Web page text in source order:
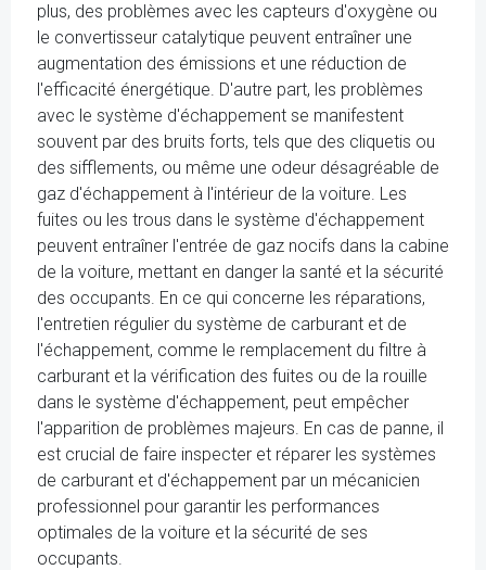
plus, des problèmes avec les capteurs d'oxygène ou
le convertisseur catalytique peuvent entraîner une
augmentation des émissions et une réduction de
l'efficacité énergétique. D'autre part, les problèmes
avec le système d'échappement se manifestent
souvent par des bruits forts, tels que des cliquetis ou
des sifflements, ou même une odeur désagréable de
gaz d'échappement à l'intérieur de la voiture. Les
fuites ou les trous dans le système d'échappement
peuvent entraîner l'entrée de gaz nocifs dans la cabine
de la voiture, mettant en danger la santé et la sécurité
des occupants. En ce qui concerne les réparations,
l'entretien régulier du système de carburant et de
l'échappement, comme le remplacement du filtre à
carburant et la vérification des fuites ou de la rouille
dans le système d'échappement, peut empêcher
l'apparition de problèmes majeurs. En cas de panne, il
est crucial de faire inspecter et réparer les systèmes
de carburant et d'échappement par un mécanicien
professionnel pour garantir les performances
optimales de la voiture et la sécurité de ses
occupants.